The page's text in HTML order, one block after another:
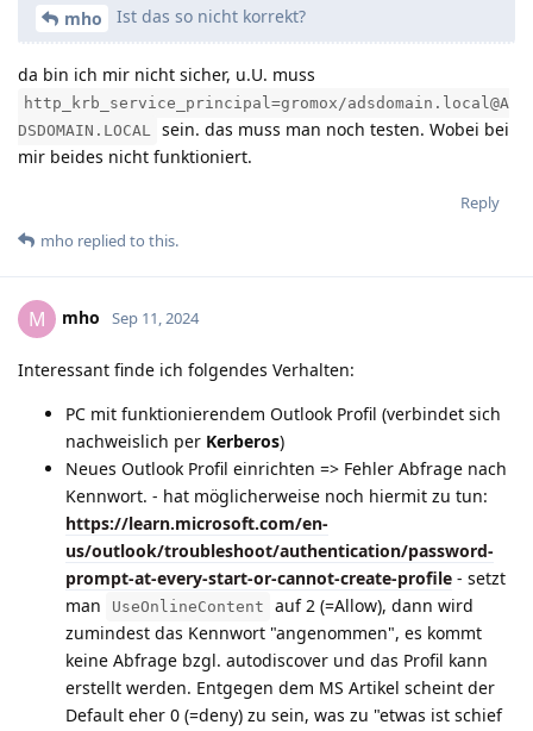
mho Ist das so nicht korrekt?
da bin ich mir nicht sicher, u.U. muss
http_krb_service_principal=gromox/adsdomain.local@A
DSDOMAIN.LOCAL sein. das muss man noch testen. Wobei bei
mir beides nicht funktioniert.
Reply
mho replied to this.
M mho Sep 11, 2024
Interessant finde ich folgendes Verhalten:
PC mit funktionierendem Outlook Profil (verbindet sich
nachweislich per Kerberos)
Neues Outlook Profil einrichten => Fehler Abfrage nach
Kennwort. - hat möglicherweise noch hiermit zu tun:
https://learn.microsoft.com/en-
us/outlook/troubleshoot/authentication/password-
prompt-at-every-start-or-cannot-create-profile - setzt
man
UseOnlineContent
auf 2 (=Allow), dann wird
zumindest das Kennwort "angenommen", es kommt
keine Abfrage bzgl. autodiscover und das Profil kann
erstellt werden. Entgegen dem MS Artikel scheint der
Default eher 0 (=deny) zu sein, was zu "etwas ist schief